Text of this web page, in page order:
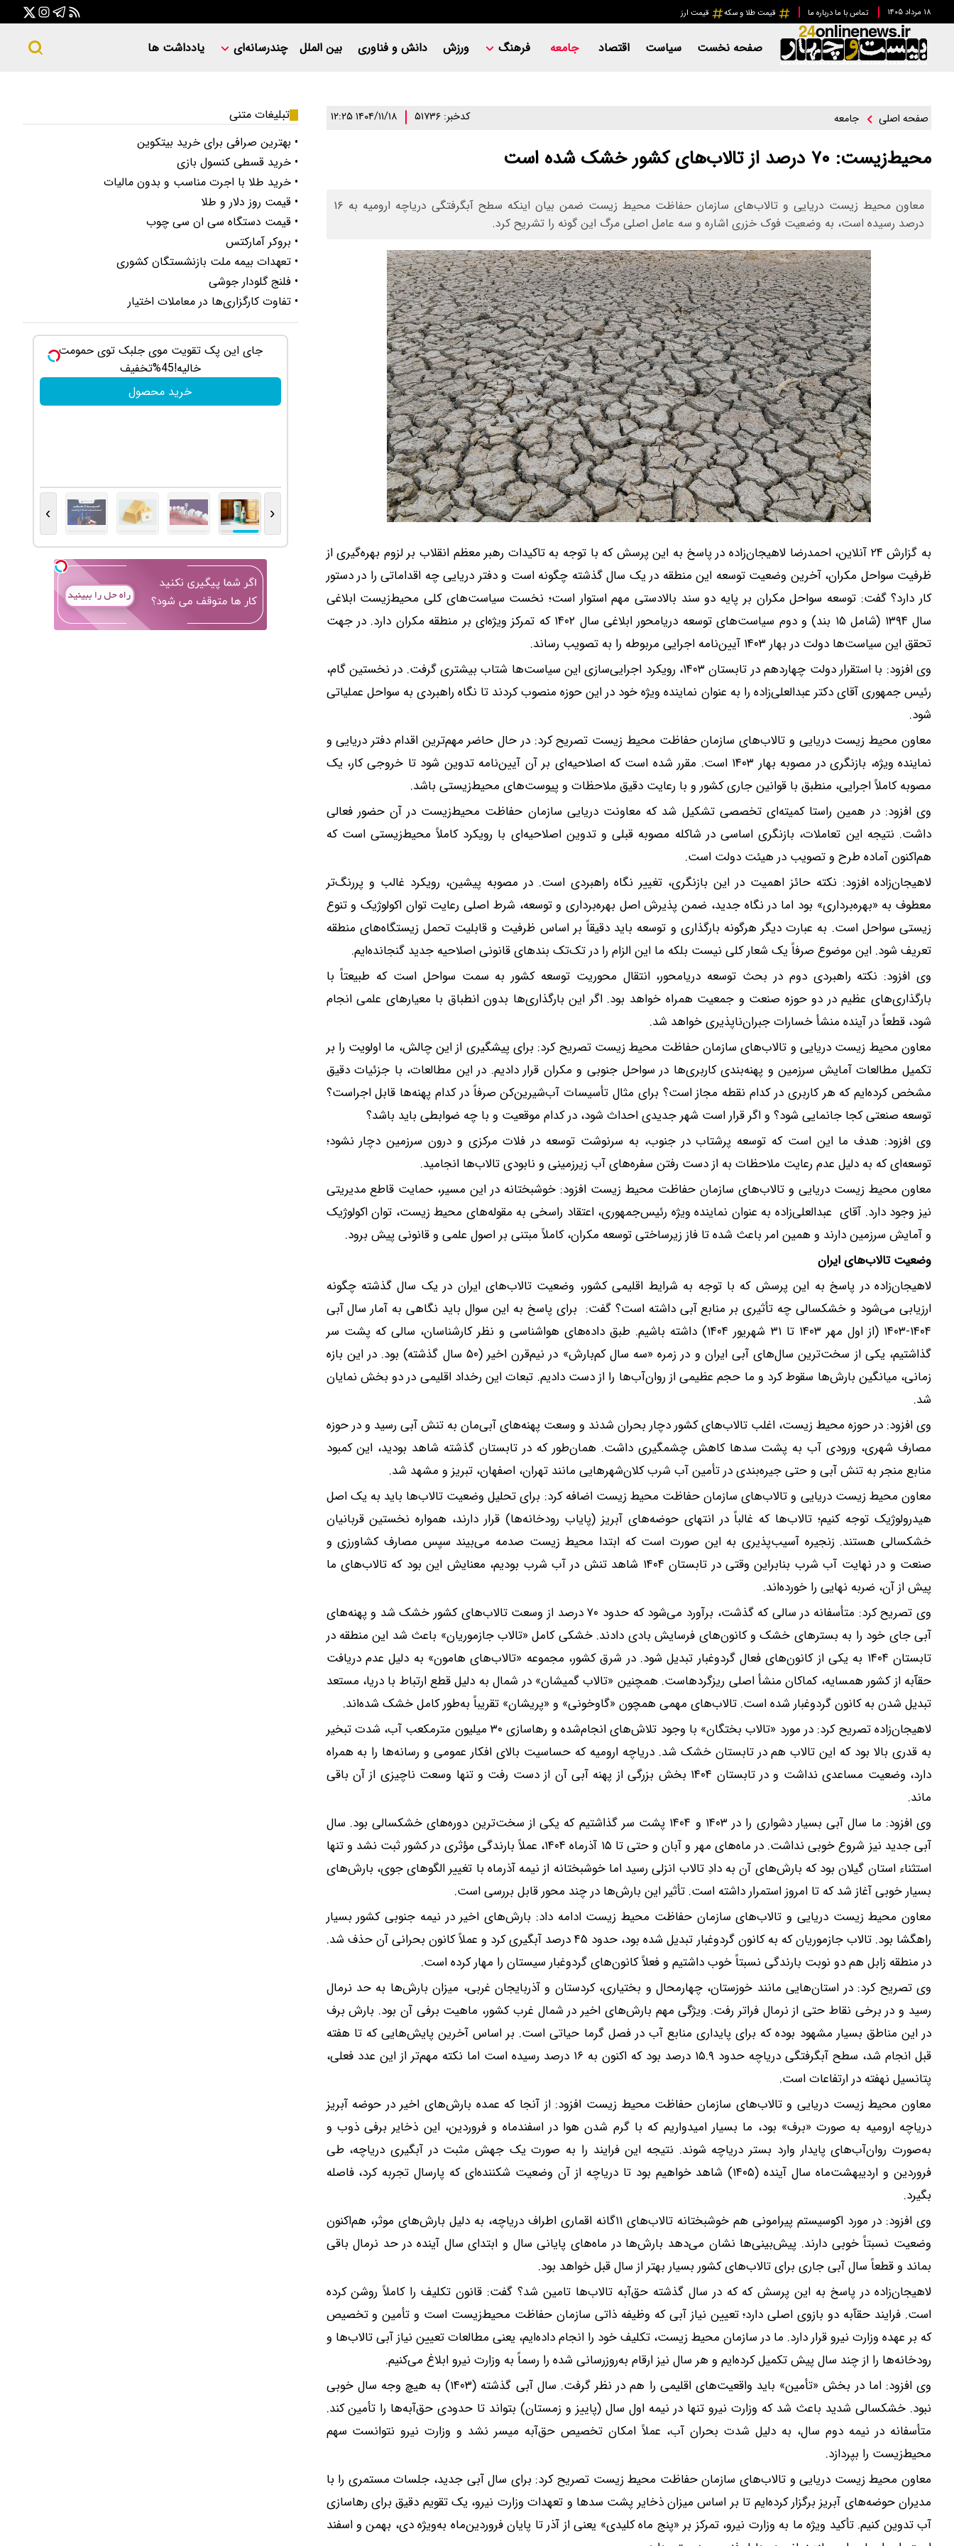
۱۸ مرداد ۱۴۰۵ تماس با ما درباره ما قیمت طلا و سکه قیمت ارز
صفحه نخست سیاست اقتصاد جامعه فرهنگ ورزش دانش و فناوری بین الملل چندرسانه‌ای یادداشت ها
صفحه اصلی جامعه کدخبر: ۵۱۷۳۶ ۱۴۰۴/۱۱/۱۸ ۱۲:۲۵
محیط‌زیست: ۷۰ درصد از تالاب‌های کشور خشک شده است
معاون محیط زیست دریایی و تالاب‌های سازمان حفاظت محیط زیست ضمن بیان اینکه سطح آبگرفتگی دریاچه ارومیه به ۱۶
درصد رسیده است،‌ به وضعیت فوک خزری اشاره و سه عامل اصلی مرگ این گونه را تشریح کرد.
به گزارش ۲۴ آنلاین، احمدرضا لاهیجان‌زاده در پاسخ به این پرسش که با توجه به تاکیدات رهبر معظم انقلاب بر لزوم بهره‌گیری از
ظرفیت سواحل مکران، آخرین وضعیت توسعه این منطقه در یک سال گذشته چگونه است و دفتر دریایی چه اقداماتی را در دستور
کار دارد؟ گفت: توسعه سواحل مکران بر پایه دو سند بالادستی مهم استوار است؛ نخست سیاست‌های کلی محیط‌زیست ابلاغی
سال ۱۳۹۴ (شامل ۱۵ بند) و دوم سیاست‌های توسعه دریامحور ابلاغی سال ۱۴۰۲ که تمرکز ویژه‌ای بر منطقه مکران دارد. در جهت
تحقق این سیاست‌ها دولت در بهار ۱۴۰۳ آیین‌نامه اجرایی مربوطه را به تصویب رساند.
وی افزود: با استقرار دولت چهاردهم در تابستان ۱۴۰۳، رویکرد اجرایی‌سازی این سیاست‌ها شتاب بیشتری گرفت. در نخستین گام،
رئیس جمهوری آقای دکتر عبدالعلی‌زاده را به عنوان نماینده ویژه خود در این حوزه منصوب کردند تا نگاه راهبردی به سواحل عملیاتی
شود.
معاون محیط زیست دریایی و تالاب‌های سازمان حفاظت محیط زیست تصریح کرد: در حال حاضر مهم‌ترین اقدام دفتر دریایی و
نماینده ویژه، بازنگری در مصوبه بهار ۱۴۰۳ است. مقرر شده است که اصلاحیه‌ای بر آن آیین‌نامه تدوین شود تا خروجی کار، یک
مصوبه کاملاً اجرایی، منطبق با قوانین جاری کشور و با رعایت دقیق ملاحظات و پیوست‌های محیط‌زیستی باشد.
وی افزود: در همین راستا کمیته‌ای تخصصی تشکیل شد که معاونت دریایی سازمان حفاظت محیط‌زیست در آن حضور فعالی
داشت. نتیجه این تعاملات، بازنگری اساسی در شاکله مصوبه قبلی و تدوین اصلاحیه‌ای با رویکرد کاملاً محیط‌زیستی است که
هم‌اکنون آماده طرح و تصویب در هیئت دولت است.
لاهیجان‌زاده افزود: نکته حائز اهمیت در این بازنگری، تغییر نگاه راهبردی است. در مصوبه پیشین، رویکرد غالب و پررنگ‌تر
معطوف به «بهره‌برداری» بود اما در نگاه جدید، ضمن پذیرش اصل بهره‌برداری و توسعه، شرط اصلی رعایت توان اکولوژیک و تنوع
زیستی سواحل است. به عبارت دیگر هرگونه بارگذاری و توسعه باید دقیقاً بر اساس ظرفیت و قابلیت تحمل زیستگاه‌های منطقه
تعریف شود. این موضوع صرفاً یک شعار کلی نیست بلکه ما این الزام را در تک‌تک بندهای قانونی اصلاحیه جدید گنجانده‌ایم.
وی افزود: نکته راهبردی دوم در بحث توسعه دریامحور، انتقال محوریت توسعه کشور به سمت سواحل است که طبیعتاً با
بارگذاری‌های عظیم در دو حوزه صنعت و جمعیت همراه خواهد بود. اگر این بارگذاری‌ها بدون انطباق با معیارهای علمی انجام
شود، قطعاً در آینده منشأ خسارات جبران‌ناپذیری خواهد شد.
معاون محیط زیست دریایی و تالاب‌های سازمان حفاظت محیط زیست تصریح کرد: برای پیشگیری از این چالش، ما اولویت را بر
تکمیل مطالعات آمایش سرزمین و پهنه‌بندی کاربری‌ها در سواحل جنوبی و مکران قرار دادیم. در این مطالعات، با جزئیات دقیق
مشخص کرده‌ایم که هر کاربری در کدام نقطه مجاز است؟ برای مثال تأسیسات آب‌شیرین‌کن صرفاً در کدام پهنه‌ها قابل اجراست؟
توسعه صنعتی کجا جانمایی شود؟ و اگر قرار است شهر جدیدی احداث شود، در کدام موقعیت و با چه ضوابطی باید باشد؟
وی افزود: هدف ما این است که توسعه پرشتاب در جنوب، به سرنوشت توسعه در فلات مرکزی و درون سرزمین دچار نشود؛
توسعه‌ای که به دلیل عدم رعایت ملاحظات به از دست رفتن سفره‌های آب زیرزمینی و نابودی تالاب‌ها انجامید.
معاون محیط زیست دریایی و تالاب‌های سازمان حفاظت محیط زیست افزود: خوشبختانه در این مسیر، حمایت قاطع مدیریتی
نیز وجود دارد. آقای عبدالعلی‌زاده به عنوان نماینده ویژه رئیس‌جمهوری، اعتقاد راسخی به مقوله‌های محیط‌ زیست، توان اکولوژیک
و آمایش سرزمین دارند و همین امر باعث شده تا فاز زیرساختی توسعه مکران، کاملاً مبتنی بر اصول علمی و قانونی پیش برود.
وضعیت تالاب‌های ایران
لاهیجان‌زاده در پاسخ به این پرسش که با توجه به شرایط اقلیمی کشور، وضعیت تالاب‌های ایران در یک سال گذشته چگونه
ارزیابی می‌شود و خشکسالی چه تأثیری بر منابع آبی داشته است؟ گفت: برای پاسخ به این سوال باید نگاهی به آمار سال آبی
۱۴۰۴-۱۴۰۳ (از اول مهر ۱۴۰۳ تا ۳۱ شهریور ۱۴۰۴) داشته باشیم. طبق داده‌های هواشناسی و نظر کارشناسان، سالی که پشت سر
گذاشتیم، یکی از سخت‌ترین سال‌های آبی ایران و در زمره «سه سال کم‌بارش» در نیم‌قرن اخیر (۵۰ سال گذشته) بود. در این بازه
زمانی، میانگین بارش‌ها سقوط کرد و ما حجم عظیمی از روان‌آب‌ها را از دست دادیم. تبعات این رخداد اقلیمی در دو بخش نمایان
شد.
وی افزود: در حوزه محیط زیست، اغلب تالاب‌های کشور دچار بحران شدند و وسعت پهنه‌های آبی‌مان به تنش آبی رسید و در حوزه
مصارف شهری، ورودی آب به پشت سدها کاهش چشمگیری داشت. همان‌طور که در تابستان گذشته شاهد بودید، این کمبود
منابع منجر به تنش آبی و حتی جیره‌بندی در تأمین آب شرب کلان‌شهرهایی مانند تهران، اصفهان، تبریز و مشهد شد.
معاون محیط زیست دریایی و تالاب‌های سازمان حفاظت محیط زیست اضافه کرد: برای تحلیل وضعیت تالاب‌ها باید به یک اصل
هیدرولوژیک توجه کنیم؛ تالاب‌ها که غالباً در انتهای حوضه‌های آبریز (پایاب رودخانه‌ها) قرار دارند، همواره نخستین قربانیان
خشکسالی هستند. زنجیره آسیب‌پذیری به این صورت است که ابتدا محیط‌ زیست صدمه می‌بیند سپس مصارف کشاورزی و
صنعت و در نهایت آب شرب بنابراین وقتی در تابستان ۱۴۰۴ شاهد تنش در آب شرب بودیم، معنایش این بود که تالاب‌های ما
پیش از آن، ضربه نهایی را خورده‌اند.
وی تصریح کرد: متأسفانه در سالی که گذشت، برآورد می‌شود که حدود ۷۰ درصد از وسعت تالاب‌های کشور خشک شد و پهنه‌های
آبی جای خود را به بسترهای خشک و کانون‌های فرسایش بادی دادند. خشکی کامل «تالاب جازموریان» باعث شد این منطقه در
تابستان ۱۴۰۴ به یکی از کانون‌های فعال گردوغبار تبدیل شود. در شرق کشور، مجموعه «تالاب‌های هامون» به دلیل عدم دریافت
حقآبه از کشور همسایه، کماکان منشأ اصلی ریزگردهاست. همچنین «تالاب گمیشان» در شمال به دلیل قطع ارتباط با دریا، مستعد
تبدیل شدن به کانون گردوغبار شده است. تالاب‌های مهمی همچون «گاوخونی» و «پریشان» تقریباً به‌طور کامل خشک شده‌اند.
لاهیجان‌زاده تصریح کرد: در مورد «تالاب بختگان» با وجود تلاش‌های انجام‌شده و رهاسازی ۳۰ میلیون مترمکعب آب، شدت تبخیر
به قدری بالا بود که این تالاب هم در تابستان خشک شد. دریاچه ارومیه که حساسیت بالای افکار عمومی و رسانه‌ها را به همراه
دارد، وضعیت مساعدی نداشت و در تابستان ۱۴۰۴ بخش بزرگی از پهنه آبی آن از دست رفت و تنها وسعت ناچیزی از آن باقی
ماند.
وی افزود: ما سال آبی بسیار دشواری را در ۱۴۰۳ و ۱۴۰۴ پشت سر گذاشتیم که یکی از سخت‌ترین دوره‌های خشکسالی بود. سال
آبی جدید نیز شروع خوبی نداشت. در ماه‌های مهر و آبان و حتی تا ۱۵ آذرماه ۱۴۰۴، عملاً بارندگی مؤثری در کشور ثبت نشد و تنها
استثناء استان گیلان بود که بارش‌های آن به دادِ تالاب انزلی رسید اما خوشبختانه از نیمه آذرماه با تغییر الگوهای جوی، بارش‌های
بسیار خوبی آغاز شد که تا امروز استمرار داشته است. تأثیر این بارش‌ها در چند محور قابل بررسی است.
معاون محیط زیست دریایی و تالاب‌های سازمان حفاظت محیط زیست ادامه داد: بارش‌های اخیر در نیمه جنوبی کشور بسیار
راهگشا بود. تالاب جازموریان که به کانون گردوغبار تبدیل شده بود، حدود ۴۵ درصد آبگیری کرد و عملاً کانون بحرانی آن حذف شد.
در منطقه زابل هم دو نوبت بارندگی نسبتاً خوب داشتیم و فعلاً کانون‌های گردوغبار سیستان را مهار کرده است.
وی تصریح کرد: در استان‌هایی مانند خوزستان، چهارمحال و بختیاری، کردستان و آذربایجان غربی، میزان بارش‌ها به حد نرمال
رسید و در برخی نقاط حتی از نرمال فراتر رفت. ویژگی مهم بارش‌های اخیر در شمال‌ غرب کشور، ماهیت برفی آن بود. بارش برف
در این مناطق بسیار مشهود بوده که برای پایداری منابع آب در فصل گرما حیاتی است. بر اساس آخرین پایش‌هایی که تا هفته
قبل انجام شد، سطح آبگرفتگی دریاچه حدود ۱۵.۹ درصد بود که اکنون به ۱۶ درصد رسیده است اما نکته مهم‌تر از این عدد فعلی،
پتانسیل نهفته در ارتفاعات است.
معاون محیط زیست دریایی و تالاب‌های سازمان حفاظت محیط زیست افزود: از آنجا که عمده بارش‌های اخیر در حوضه آبریز
دریاچه ارومیه به صورت «برف» بود، ما بسیار امیدواریم که با گرم شدن هوا در اسفندماه و فروردین، این ذخایر برفی ذوب و
به‌صورت روان‌آب‌های پایدار وارد بستر دریاچه شوند. نتیجه این فرایند را به صورت یک جهش مثبت در آبگیری دریاچه، طی
فروردین و اردیبهشت‌ماه سال آینده (۱۴۰۵) شاهد خواهیم بود تا دریاچه از آن وضعیت شکننده‌ای که پارسال تجربه کرد، فاصله
بگیرد.
وی افزود: در مورد اکوسیستم پیرامونی هم خوشبختانه تالاب‌های ۱۱گانه اقماری اطراف دریاچه، به دلیل بارش‌های موثر، هم‌اکنون
وضعیت نسبتاً خوبی دارند. پیش‌بینی‌ها نشان می‌دهد بارش‌ها در ماه‌های پایانی سال و ابتدای سال آینده در حد نرمال باقی
بماند و قطعاً سال آبی جاری برای تالاب‌های کشور بسیار بهتر از سال قبل خواهد بود.
لاهیجان‌زاده در پاسخ به این پرسش که که در سال گذشته حق‌آبه‌ تالاب‌ها تامین شد؟ گفت: قانون تکلیف را کاملاً روشن کرده
است. فرایند حقآبه دو بازوی اصلی دارد؛ تعیین نیاز آبی که وظیفه ذاتی سازمان حفاظت محیط‌زیست است و تأمین و تخصیص
که بر عهده وزارت نیرو قرار دارد. ما در سازمان محیط‌ زیست، تکلیف خود را انجام داده‌ایم، یعنی مطالعات تعیین نیاز آبی تالاب‌ها و
رودخانه‌ها را از چند سال پیش تکمیل کرده‌ایم و هر سال نیز ارقام به‌روزرسانی شده را رسماً به وزارت نیرو ابلاغ می‌کنیم.
وی افزود: اما در بخش «تأمین» باید واقعیت‌های اقلیمی را هم در نظر گرفت. سال آبی گذشته (۱۴۰۳) به هیچ وجه سال خوبی
نبود. خشکسالی شدید باعث شد که وزارت نیرو تنها در نیمه اول سال (پاییز و زمستان) بتواند تا حدودی حق‌آبه‌ها را تأمین کند.
متأسفانه در نیمه دوم سال، به دلیل شدت بحران آب، عملاً امکان تخصیص حق‌آبه میسر نشد و وزارت نیرو نتوانست سهم
محیط‌زیست را بپردازد.
معاون محیط زیست دریایی و تالاب‌های سازمان حفاظت محیط زیست تصریح کرد: برای سال آبی جدید، جلسات مستمری را با
مدیران حوضه‌های آبریز برگزار کرده‌ایم تا بر اساس میزان ذخایر پشت سدها و تعهدات وزارت نیرو، یک تقویم دقیق برای رهاسازی
آب تدوین کنیم. تأکید ویژه ما به وزارت نیرو، تمرکز بر «پنج ماه کلیدی» یعنی از آذر تا پایان فروردین‌ماه به‌ویژه دی، بهمن و اسفند
تبلیغات متنی
• بهترین صرافی برای خرید بیتکوین
• خرید قسطی کنسول بازی
• خرید طلا با اجرت مناسب و بدون مالیات
• قیمت روز دلار و طلا
• قیمت دستگاه سی ان سی چوب
• بروکر آمارکتس
• تعهدات بیمه ملت بازنشستگان کشوری
• فلنج گلودار جوشی
• تفاوت کارگزاری‌ها در معاملات اختیار
جای این پک تقویت موی جلبک توی حمومت
خالیه!45%تخفیف
خرید محصول
‹
›